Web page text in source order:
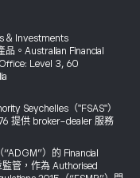
& Investments
。Australian Financial
Level 3, 60
Seychelles（"FSAS"）
提供 broker-dealer 服務
）的 Financial
管，作為 Authorised